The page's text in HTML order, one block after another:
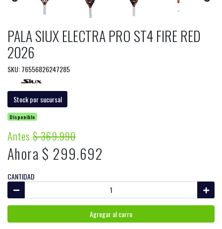
PALA SIUX ELECTRA PRO ST4 FIRE RED
2026
SKU: 76556826247285
Stock por sucursal
Disponible
Antes$ 369.990
Ahora $ 299.692
CANTIDAD
Agregar al carro